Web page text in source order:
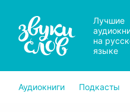
Лучшие
на
языке
Аудиокниги Подкасты